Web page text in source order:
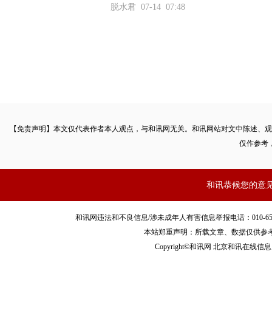
脱水君 07-14 07:48
【免责声明】本文仅代表作者本人观点，与和讯网无关。和讯网站对文中陈述
仅作参考
和讯恭候您的意
和讯网违法和不良信息/涉未成年人有害信息举报电话：010-
本站郑重声明：所载文章、数据仅供参
Copyright©和讯网 北京和讯在线信